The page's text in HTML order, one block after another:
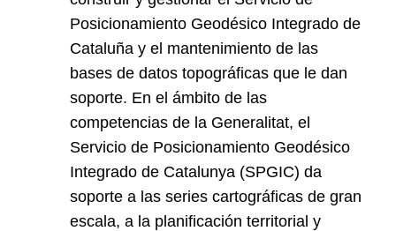
Posicionamiento Geodésico Integrado de
Cataluña y el mantenimiento de las
bases de datos topográficas que le dan
soporte. En el ámbito de las
competencias de la Generalitat, el
Servicio de Posicionamiento Geodésico
Integrado de Catalunya (SPGIC) da
soporte a las series cartográficas de gran
escala, a la planificación territorial y